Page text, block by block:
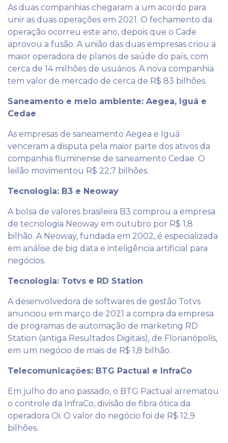
As duas companhias chegaram a um acordo para
unir as duas operações em 2021. O fechamento da
operação ocorreu este ano, depois que o Cade
aprovou a fusão. A união das duas empresas criou a
maior operadora de planos de saúde do país, com
cerca de 14 milhões de usuários. A nova companhia
tem valor de mercado de cerca de R$ 83 bilhões.
Saneamento e meio ambiente: Aegea, Iguá e
Cedae
As empresas de saneamento Aegea e Iguá
venceram a disputa pela maior parte dos ativos da
companhia fluminense de saneamento Cedae. O
leilão movimentou R$ 22,7 bilhões.
Tecnologia: B3 e Neoway
A bolsa de valores brasileira B3 comprou a empresa
de tecnologia Neoway em outubro por R$ 1,8
bilhão. A Neoway, fundada em 2002, é especializada
em análise de big data e inteligência artificial para
negócios.
Tecnologia: Totvs e RD Station
A desenvolvedora de softwares de gestão Totvs
anunciou em março de 2021 a compra da empresa
de programas de automação de marketing RD
Station (antiga Resultados Digitais), de Florianópolis,
em um negócio de mais de R$ 1,8 bilhão.
Telecomunicações: BTG Pactual e InfraCo
Em julho do ano passado, o BTG Pactual arrematou
o controle da InfraCo, divisão de fibra ótica da
operadora Oi. O valor do negócio foi de R$ 12,9
bilhões.